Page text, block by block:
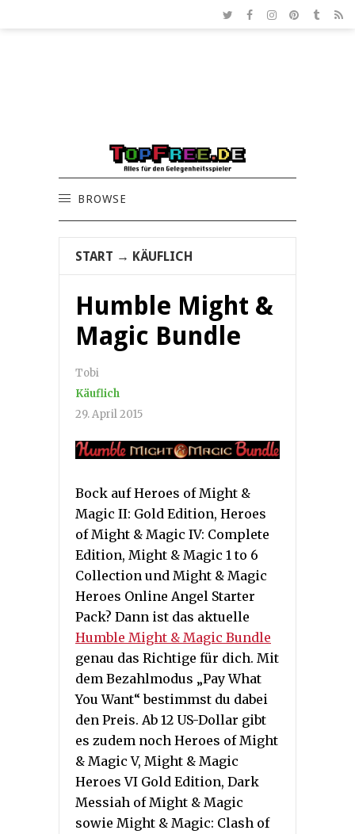
BROWSE
START → KÄUFLICH
Humble Might &
Magic Bundle
Tobi
Käuflich
29. April 2015
Bock auf Heroes of Might &
Magic II: Gold Edition, Heroes
of Might & Magic IV: Complete
Edition, Might & Magic 1 to 6
Collection und Might & Magic
Heroes Online Angel Starter
Pack? Dann ist das aktuelle
Humble Might & Magic Bundle
genau das Richtige für dich. Mit
dem Bezahlmodus „Pay What
You Want“ bestimmst du dabei
den Preis. Ab 12 US-Dollar gibt
es zudem noch Heroes of Might
& Magic V, Might & Magic
Heroes VI Gold Edition, Dark
Messiah of Might & Magic
sowie Might & Magic: Clash of